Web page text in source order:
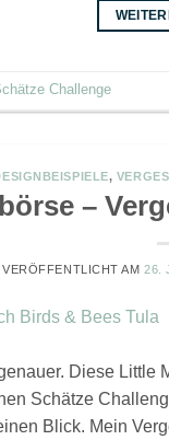
Challenge
,
–
VERÖFFENTLICHT AM26.
Diese
Schätze
Blick. Mein